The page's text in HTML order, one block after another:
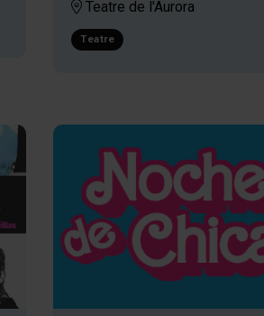
Teatre de l'Aurora
Teatre